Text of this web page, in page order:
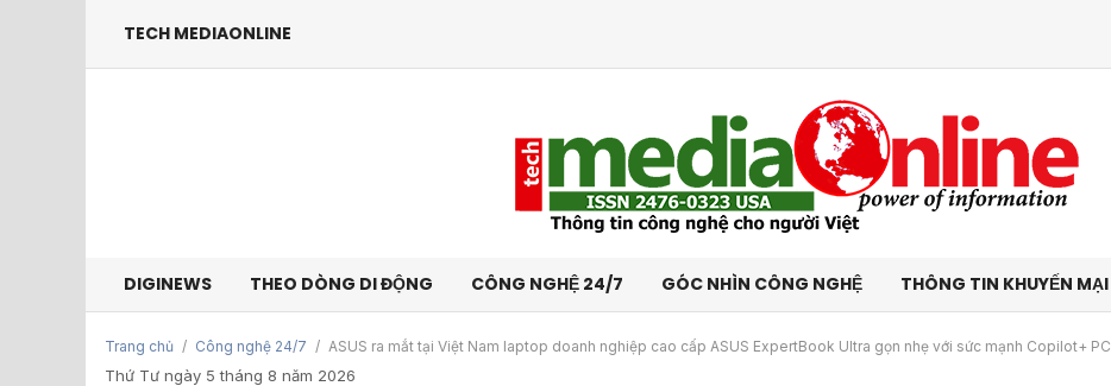
TECH MEDIAONLINE
DIGINEWS THEO DÒNG DI ĐỘNG CÔNG NGHỆ 24/7 GÓC NHÌN CÔNG NGHỆ THÔNG TIN KHUYẾN MẠI
Trang chủ / Công nghệ 24/7 / ASUS ra mắt tại Việt Nam laptop doanh nghiệp cao cấp ASUS ExpertBook Ultra gọn nhẹ với sức mạnh Copilot+ PC
Thứ Tư ngày 5 tháng 8 năm 2026